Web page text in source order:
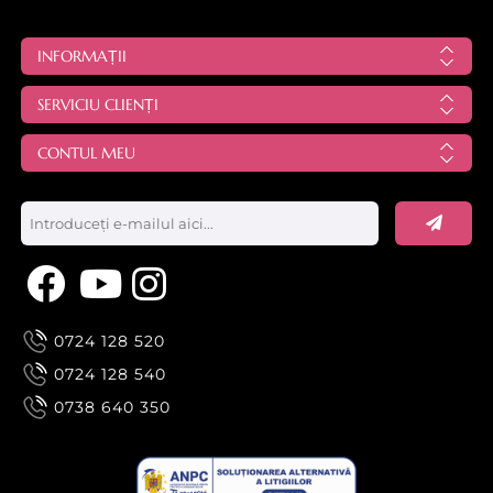
incorectă a acestuia
poate duce la
disconfort pentru
client, rezultate slabe
sau chiar incidente
INFORMAȚII
SERVICIU CLIENȚI
CONTUL MEU
0724 128 520
0724 128 540
0738 640 350